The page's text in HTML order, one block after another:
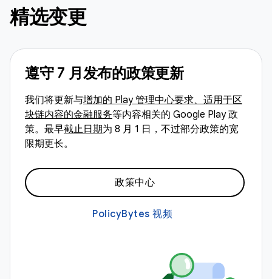
精选变更
遵守 7 月发布的政策更新
我们将更新与增加的 Play 管理中心要求、适用于区
块链内容的金融服务等内容相关的 Google Play 政
策。最早截止日期为 8 月 1 日，不过部分政策的宽
限期更长。
政策中心
PolicyBytes 视频